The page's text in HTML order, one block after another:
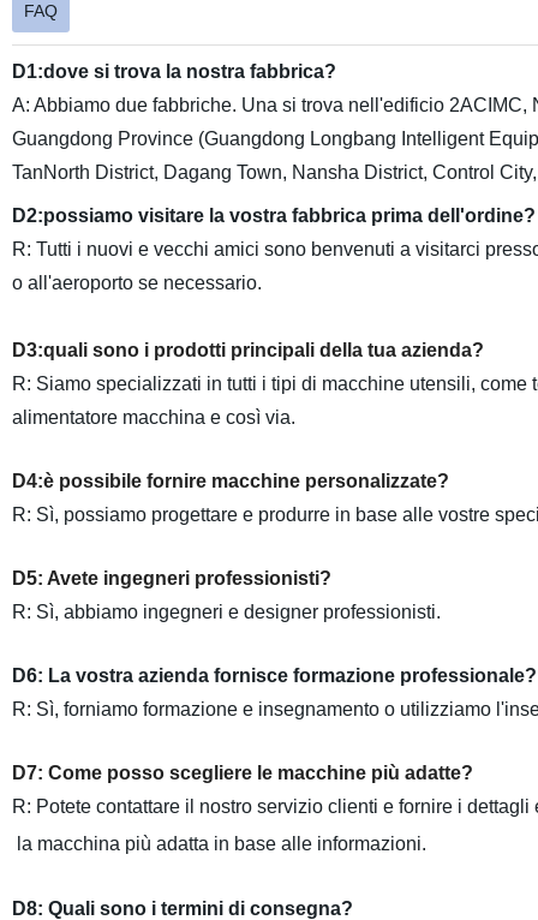
FAQ
D1:dove si trova la nostra fabbrica?
A: Abbiamo due fabbriche. Una si trova nell'edificio
Guangdong Province (Guangdong Longbang Intelligent
TanNorth District, Dagang Town, Nansha District, Control
D2:possiamo visitare la vostra fabbrica prima dell'ordine?
R: Tutti i nuovi e vecchi amici sono benvenuti a visitarci
o all'aeroporto se necessario.
D3:quali sono i prodotti principali della tua azienda?
R: Siamo specializzati in tutti i tipi di macchine utensili,
alimentatore macchina e così via.
D4:è possibile fornire macchine personalizzate?
R: Sì, possiamo progettare e produrre in base alle vostre
D5: Avete ingegneri professionisti?
R: Sì, abbiamo ingegneri e designer professionisti.
D6: La vostra azienda fornisce formazione professionale?
R: Sì, forniamo formazione e insegnamento o utilizziamo
D7: Come posso scegliere le macchine più adatte?
R: Potete contattare il nostro servizio clienti e fornire i
la macchina più adatta in base alle informazioni.
D8: Quali sono i termini di consegna?